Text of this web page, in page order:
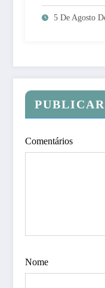
5 De Agosto
Comentários
Nome